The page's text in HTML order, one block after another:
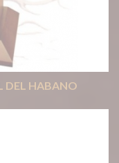
DEL HABANO